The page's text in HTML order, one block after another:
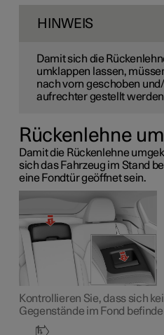
HINWEIS
Damit sich die
umklappen lassen,
nach vorn geschoben
aufrechter gestellt
Rückenlehne
Damit die Rückenlehne
sich das Fahrzeug im Stand
eine Fondtür geöffnet sein.
Kontrollieren Sie, dass sich
Gegenstände im Fond